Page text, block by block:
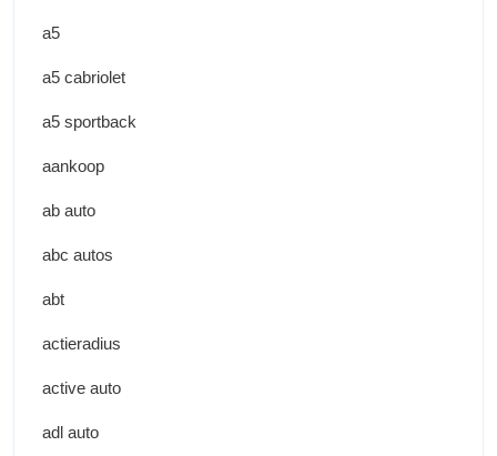
a5
a5 cabriolet
a5 sportback
aankoop
ab auto
abc autos
abt
actieradius
active auto
adl auto